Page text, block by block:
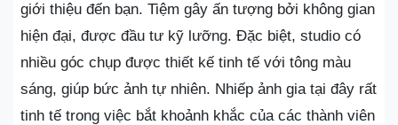
giới thiệu đến bạn. Tiệm gây ấn tượng bởi không gian
hiện đại, được đầu tư kỹ lưỡng. Đặc biệt, studio có
nhiều góc chụp được thiết kế tinh tế với tông màu
sáng, giúp bức ảnh tự nhiên. Nhiếp ảnh gia tại đây rất
tinh tế trong việc bắt khoảnh khắc của các thành viên